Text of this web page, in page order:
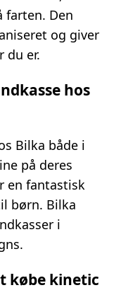
farten. Den
og giver
du er.
hos
Bilka både i
på deres
en fantastisk
børn. Bilka
i
købe kinetic